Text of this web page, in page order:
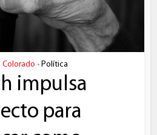
Colorado • Política
impulsa
para